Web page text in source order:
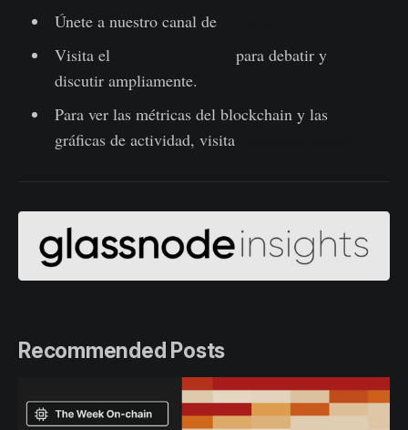
Únete a nuestro canal de
Visita el
para debatir y
discutir ampliamente.
Para ver las métricas del blockchain y las
gráficas de actividad, visita
Recommended Posts